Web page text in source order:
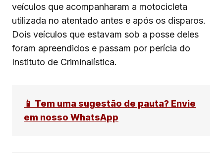
veículos que acompanharam a motocicleta
utilizada no atentado antes e após os disparos.
Dois veículos que estavam sob a posse deles
foram apreendidos e passam por perícia do
Instituto de Criminalística.
📱 Tem uma sugestão de pauta? Envie
em nosso WhatsApp